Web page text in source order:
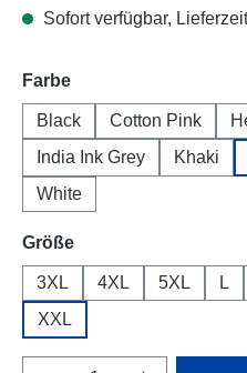
Sofort verfügbar,
Farbeauswählen
Black Cotton Pink
India Ink Grey
Khaki
White
Größeauswählen
3XL 4XL 5XL L
XXL